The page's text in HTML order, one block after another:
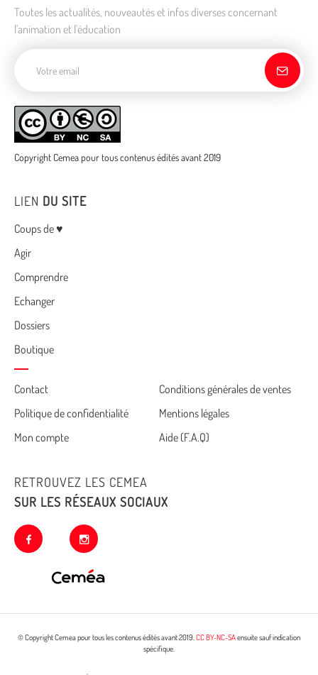
Toutes les actualités, nouveautés et infos diverses concernant
l'animation et l'éducation
Copyright Cemea pour tous contenus édités avant 2019
LIEN DU SITE
Menu
Coups de ♥
Agir
Comprendre
Echanger
Dossiers
Boutique
Cemea
footer
Contact
Conditions générales de ventes
Politique de confidentialité
Mentions légales
Mon compte
Aide (F.A.Q)
RETROUVEZ LES CEMEA
SUR LES RÉSEAUX SOCIAUX
facebook instagram
© Copyright Cemea pour tous les contenus édités avant 2019.CC BY-NC-SAensuite sauf indication
spécifique.